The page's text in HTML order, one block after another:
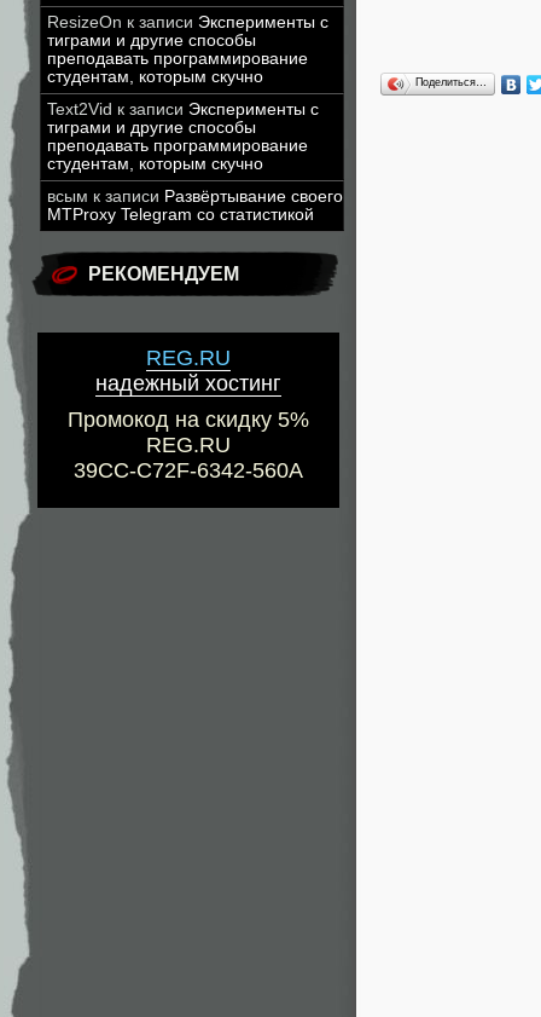
ResizeOn к записи Эксперименты с
тиграми и другие способы
преподавать программирование
студентам, которым скучно
Text2Vid к записи Эксперименты с
тиграми и другие способы
преподавать программирование
студентам, которым скучно
всым к записи Развёртывание своего
MTProxy Telegram со статистикой
РЕКОМЕНДУЕМ
REG.RU
надежный хостинг
Промокод на скидку 5%
REG.RU
39CC-C72F-6342-560A
Поделиться…